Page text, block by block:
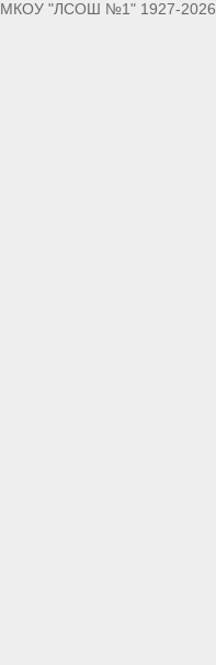
МКОУ "ЛСОШ №1" 1927-2026